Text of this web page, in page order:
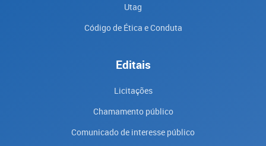
Utag
Código de Ética e Conduta
Editais
Licitações
Chamamento público
Comunicado de interesse público